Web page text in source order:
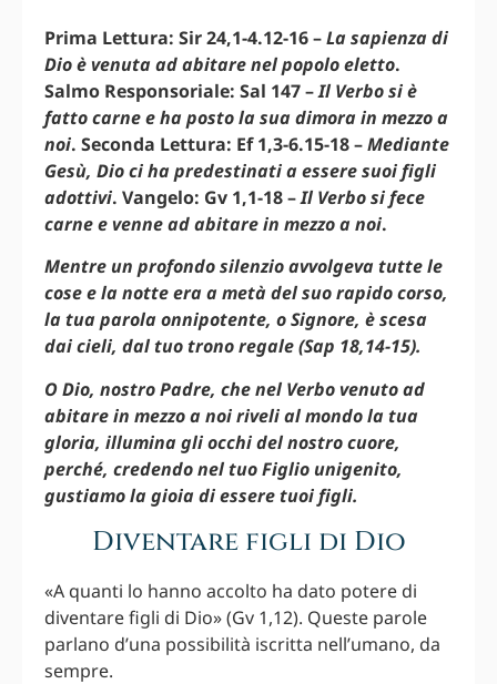
Prima Lettura: Sir 24,1-4.12-16 –La sapienza di
Dio è venuta ad abitare nel popolo eletto.
Salmo Responsoriale: Sal 147 –Il Verbo si è
fatto carne e ha posto la sua dimora in mezzo a
noi. Seconda Lettura: Ef 1,3-6.15-18 –Mediante
Gesù, Dio ci ha predestinati a essere suoi figli
adottivi. Vangelo: Gv 1,1-18 –Il Verbo si fece
carne e venne ad abitare in mezzo a noi.
Mentre un profondo silenzio avvolgeva tutte le
cose e la notte era a metà del suo rapido corso,
la tua parola onnipotente, o Signore, è scesa
dai cieli, dal tuo trono regale (Sap 18,14-15).
O Dio, nostro Padre, che nel Verbo venuto ad
abitare in mezzo a noi riveli al mondo la tua
gloria, illumina gli occhi del nostro cuore,
perché, credendo nel tuo Figlio unigenito,
gustiamo la gioia di essere tuoi figli.
Diventare figli di Dio
«A quanti lo hanno accolto ha dato potere di
diventare figli di Dio» (Gv 1,12). Queste parole
parlano d’una possibilità iscritta nell’umano, da
sempre.